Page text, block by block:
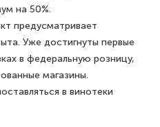
на 50%.
предусматривает
Уже достигнуты первые
в федеральную розницу,
магазины.
в винотеки